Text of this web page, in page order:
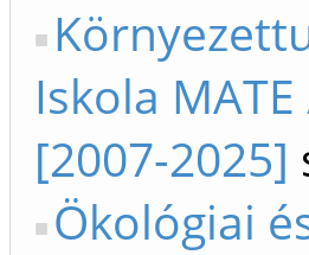
Iskola
[2007-2025]
Ökológiai